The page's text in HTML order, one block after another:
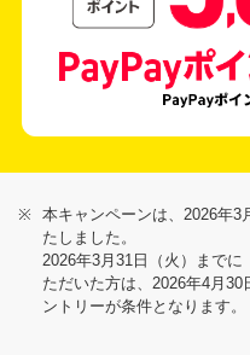
※
本キャンペーンは、2026年3
たしました。
2026年3月31日（火）まで
ただいた方は、2026年4月
ントリーが条件となります。